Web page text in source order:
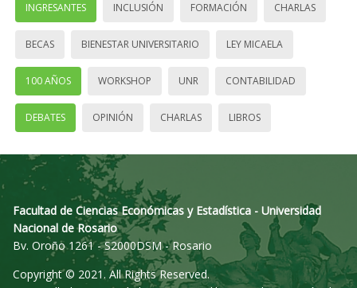
INGRESANTES INCLUSIÓN FORMACIÓN CHARLAS
BECAS BIENESTAR UNIVERSITARIO LEY MICAELA
100 AÑOS WORKSHOP UNR CONTABILIDAD
DEBATES OPINIÓN CHARLAS LIBROS
Facultad de Ciencias Económicas y Estadística - Universidad
Nacional de Rosario
Bv. Oroño 1261 - S2000DSM - Rosario
Copyright © 2021. All Rights Reserved.